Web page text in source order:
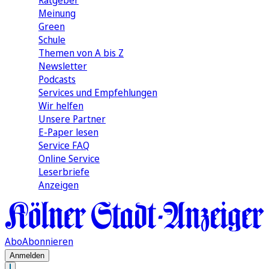
Meinung
Green
Schule
Themen von A bis Z
Newsletter
Podcasts
Services und Empfehlungen
Wir helfen
Unsere Partner
E-Paper lesen
Service FAQ
Online Service
Leserbriefe
Anzeigen
AboAbonnieren
Anmelden